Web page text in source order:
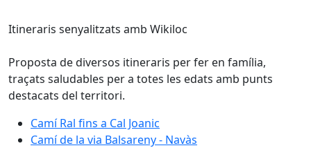
Itineraris senyalitzats amb Wikiloc
Proposta de diversos itineraris per fer en família,
traçats saludables per a totes les edats amb punts
destacats del territori.
Camí Ral fins a Cal Joanic
Camí de la via Balsareny - Navàs